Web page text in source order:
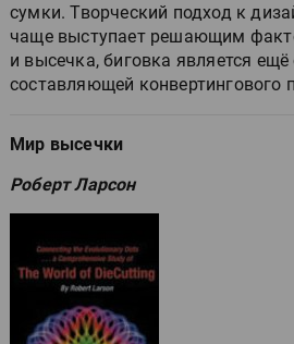
сумки. Творческий подход к
чаще выступает решающим
и высечка, биговка является
составляющей конвертингового
Мир высечки
Роберт Ларсон